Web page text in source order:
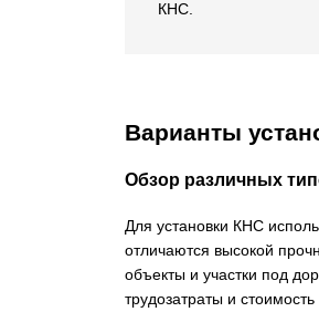
КНС.
Варианты
Обзор различных
Для установки КНС
отличаются высокой
объекты и участки под
трудозатраты и